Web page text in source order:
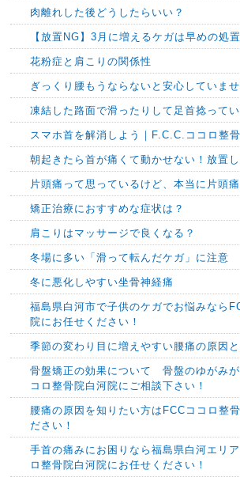
肉離れした後どうしたらいい？
【放置NG】3月に増えるケガは早めの処
花粉症と肩こりの関係性
ぎっくり腰もうならないと安心していませ
凍結した路面で滑ったりして足首捻って
スマホ首を解消しよう｜F.C.C.ココロ整
朝起きたら首が痛くて動かせない！放置
片頭痛って思っているけど、本当に片頭痛
矯正治療におすすめな症状は？
肩こりはマッサージで良くなる？
冬場に多い「滑って転んだケガ」に注意
冬に悪化しやすい坐骨神経痛
福島県白河市で子供のケガでお悩みなら
院にお任せください！
季節の変わり目に増えやすい腰痛の原因
骨盤矯正の効果について 骨盤のゆがみ
コロ整骨院白河院にご相談下さい！
腰痛の原因を知りたい方はFCCココロ整
ださい！
手首の痛みにお困りなら福島県白河エリ
ロ整骨院白河院にお任せください！